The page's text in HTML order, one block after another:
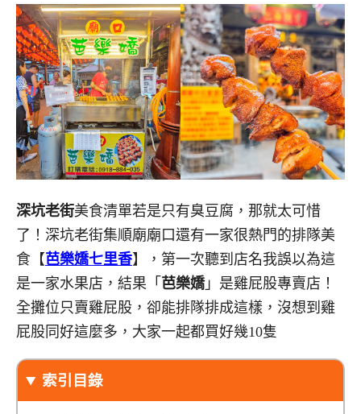
深坑老街美食清單若是只有臭豆腐，那就太可惜
了！深坑老街集順廟廟口還有一家很熱門的排隊美
食【芭樂嬌七里香】，第一次聽到店名我誤以為這
是一家水果店，結果「 芭樂嬌」是雞屁股專賣店！
全攤位只賣雞屁股，卻能排隊排成這樣，沒想到雞
屁股同好這麼多，大家一起都買好幾10隻
索引目錄